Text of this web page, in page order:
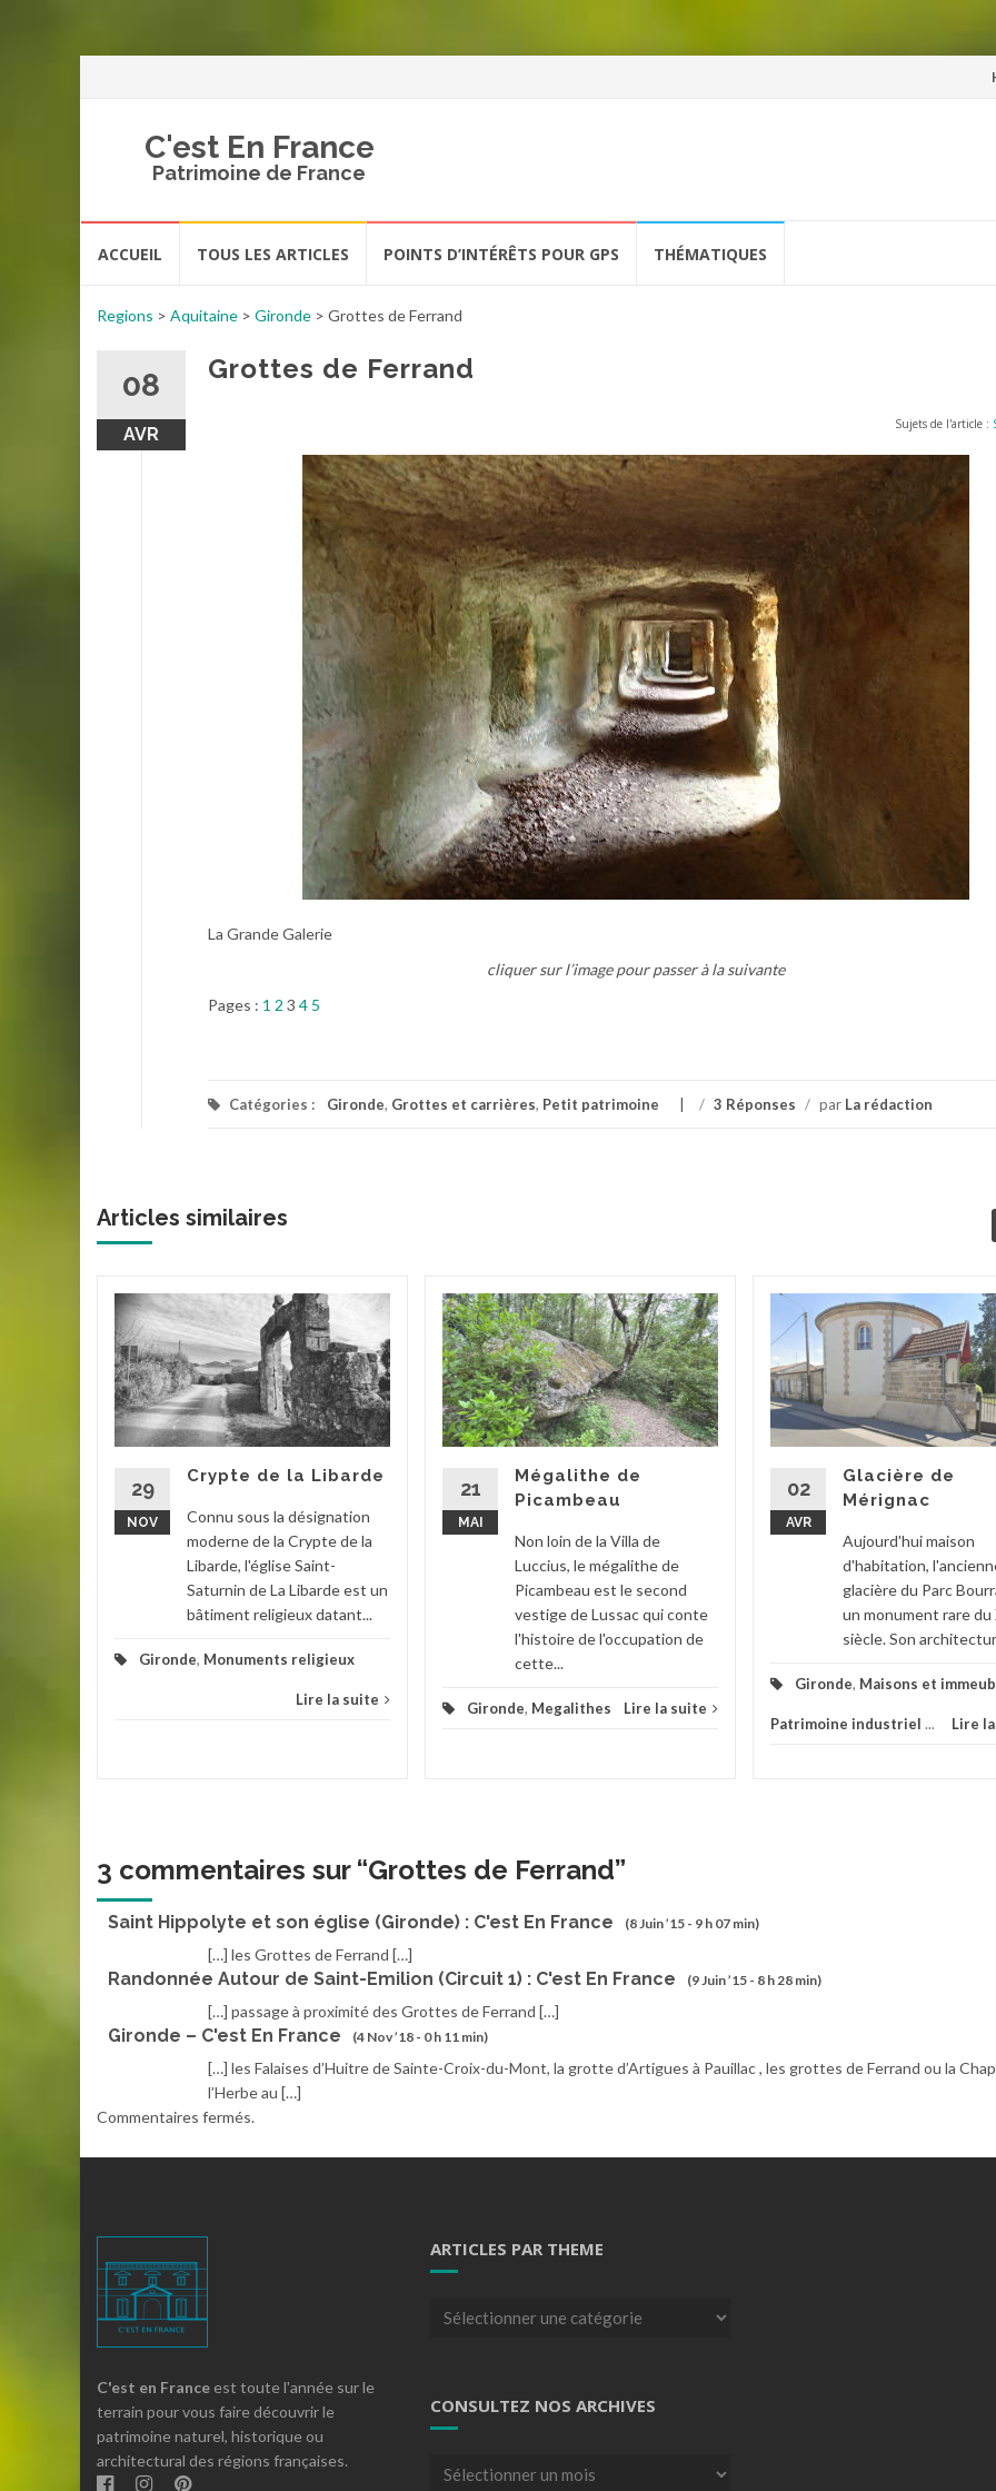
C'est En France
Patrimoine de France
ACCUEIL TOUS LES ARTICLES POINTS D’INTÉRÊTS POUR GPS THÉMATIQUES
Regions > Aquitaine > Gironde > Grottes de Ferrand
08
AVR
Grottes de Ferrand
Sujets de l'article :
La Grande Galerie
cliquer sur l’image pour passer à la suivante
Pages : 1 2 3 4 5
Catégories : Gironde, Grottes et carrières, Petit patrimoine / 3 Réponses / par La rédaction
Articles similaires
29
NOV
Crypte de la Libarde
Connu sous la désignation
moderne de la Crypte de la
Libarde, l'église Saint-
Saturnin de La Libarde est un
bâtiment religieux datant...
Gironde, Monuments religieux
Lire la suite
21
MAI
Mégalithe de
Picambeau
Non loin de la Villa de
Luccius, le mégalithe de
Picambeau est le second
vestige de Lussac qui conte
l'histoire de l'occupation de
cette...
Gironde, Megalithes Lire la suite
02
AVR
Glacière de
Mérignac
Aujourd'hui maison
d'habitation,
glacière du Parc
un monument rare
siècle. Son
Gironde, Maisons et
Patrimoine industriel ... Lire
3 commentaires sur “Grottes de Ferrand”
Saint Hippolyte et son église (Gironde) : C'est En France (8 Juin ’15 - 9 h 07 min)
[…] les Grottes de Ferrand […]
Randonnée Autour de Saint-Emilion (Circuit 1) : C'est En France (9 Juin ’15 - 8 h 28 min)
[…] passage à proximité des Grottes de Ferrand […]
Gironde – C'est En France (4 Nov ’18 - 0 h 11 min)
[…] les Falaises d’Huitre de Sainte-Croix-du-Mont, la grotte d’Artigues à Pauillac , les grottes de Ferrand ou la
l’Herbe au […]
Commentaires fermés.
C'est en France est toute l'année sur le
terrain pour vous faire découvrir le
patrimoine naturel, historique ou
architectural des régions françaises.
ARTICLES PAR THEME
Articles
CONSULTEZ NOS ARCHIVES
Consultez